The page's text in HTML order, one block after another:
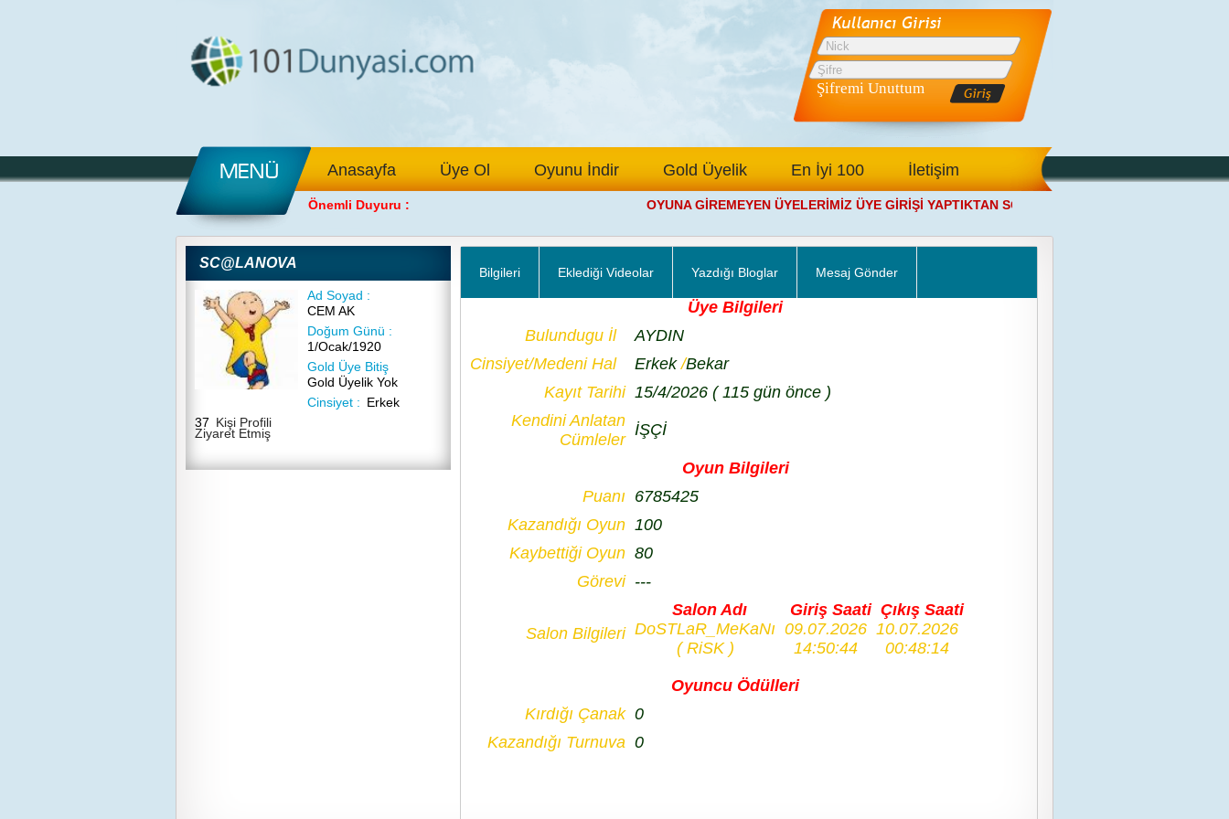
Şifremi Unuttum
Anasayfa Üye Ol Oyunu İndir Gold Üyelik En İyi 100 İletişim
Önemli Duyuru : OYUNA GİREMEYEN ÜYELERİMİZ ÜYE GİRİŞİ YAPTIKTAN SONRA ANA SAYFAMIZDAN SALONA
SC@LANOVA
Ad Soyad :
CEM AK
Doğum Günü :
1/Ocak/1920
Gold Üye Bitiş
Gold Üyelik Yok
Cinsiyet : Erkek
37 Kişi Profili
Ziyaret Etmiş
Bilgileri Eklediği Videolar Yazdığı Bloglar Mesaj Gönder
Üye Bilgileri
Bulundugu İl
AYDIN
Cinsiyet/Medeni Hal
Erkek/Bekar
Kayıt Tarihi 15/4/2026 ( 115 gün önce )
Kendini Anlatan
Cümleler
İŞÇİ
Oyun Bilgileri
Puanı 6785425
Kazandığı Oyun 100
Kaybettiği Oyun 80
Görevi ---
Salon Bilgileri
Salon Adı Giriş Saati Çıkış Saati
DoSTLaR_MeKaNı
( RiSK )
09.07.2026
14:50:44
10.07.2026
00:48:14
Oyuncu Ödülleri
Kırdığı Çanak 0
Kazandığı Turnuva 0